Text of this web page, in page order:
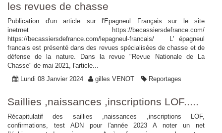
les revues de chasse
Publication d'un article sur l'Epagneul Français sur le site
inetrnet https://becassiersdefrance.com/
https://becassiersdefrance.com/lepagneul-francais/ L' épagneul
francais est présenté dans des revues spécialisées de chasse et de
défense de la nature. Dans la revue "Revue Nationale de La
Chasse" de mai 2021, l'article...
Lundi 08 Janvier 2024
gilles VENOT Reportages
Saillies ,naissances ,inscriptions LOF.....
Récapitulatif des saillies ,naissances ,inscriptions LOF,
confirmations, test ADN pour l'année 2023 A noter un net